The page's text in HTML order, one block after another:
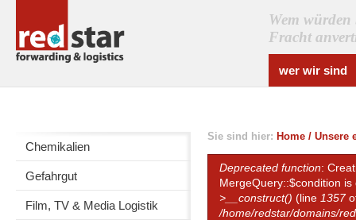
Wem
Fracht
wer wir sind
Chemikalien
Gefahrgut
Film, TV & Media Logistik
Sie sind hier: Home / Unsere
Error message
Deprecated function:
MergeQuery::$condition
>__construct() (line 1357
/home/redstar/domains/